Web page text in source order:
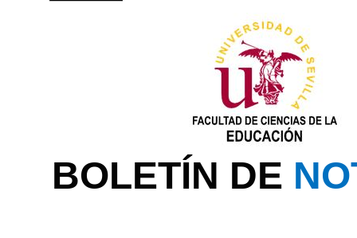
BOLETÍN DE